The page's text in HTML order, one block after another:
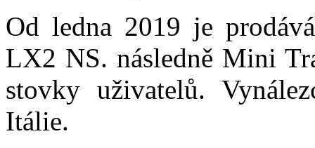
Od ledna 2019 je
LX2 NS. následně Mini
stovky uživatelů.
Itálie.